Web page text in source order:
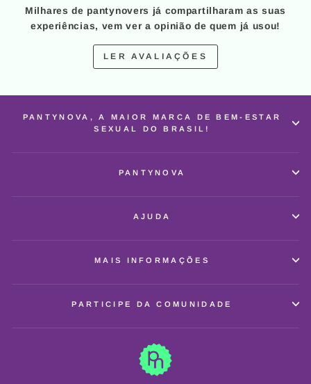
Milhares de pantynovers já compartilharam as suas
experiências, vem ver a opinião de quem já usou!
LER AVALIAÇÕES
PANTYNOVA, A MAIOR MARCA DE BEM-ESTAR
SEXUAL DO BRASIL!
PANTYNOVA
AJUDA
MAIS INFORMAÇÕES
PARTICIPE DA COMUNIDADE